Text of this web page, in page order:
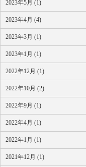
2023年5月 (1)
2023年4月 (4)
2023年3月 (1)
2023年1月 (1)
2022年12月 (1)
2022年10月 (2)
2022年9月 (1)
2022年4月 (1)
2022年1月 (1)
2021年12月 (1)